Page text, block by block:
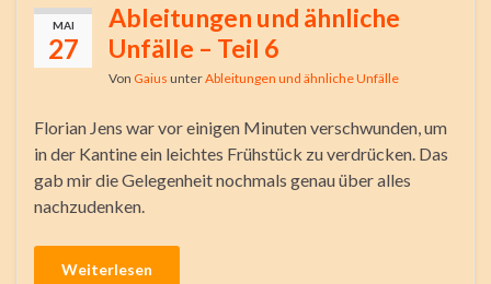
MAI
27
Ableitungen und ähnliche
Unfälle – Teil 6
Von Gaius unterAbleitungen und ähnliche Unfälle
Florian Jens war vor einigen Minuten verschwunden, um
in der Kantine ein leichtes Frühstück zu verdrücken. Das
gab mir die Gelegenheit nochmals genau über alles
nachzudenken.
Weiterlesen